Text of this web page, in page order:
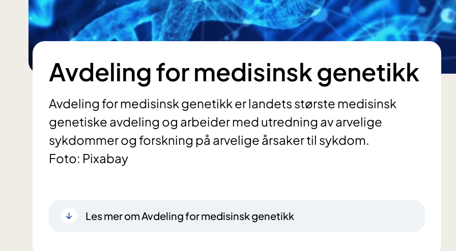
Avdeling for medisinsk genetikk
Avdeling for medisinsk genetikk er landets største medisinsk
genetiske avdeling og arbeider med utredning av arvelige
sykdommer og forskning på arvelige årsaker til sykdom.
Foto: Pixabay
Les mer om Avdeling for medisinsk genetikk